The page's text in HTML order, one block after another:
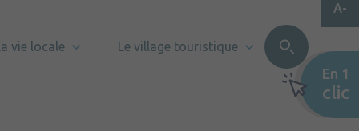
vie locale Le village touristique
A-
En 1
clic